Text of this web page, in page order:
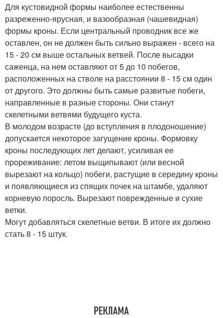
Для кустовидной формы наиболее естественны
разреженно-ярусная, и вазообразная (чашевидная)
формы кроны. Если центральный проводник все же
оставлен, он не должен быть сильно выражен - всего на
15 - 20 см выше остальных ветвей. После высадки
саженца, на нем оставляют от 5 до 10 побегов,
расположенных на стволе на расстоянии 8 - 15 см один
от другого. Это должны быть самые развитые побеги,
направленные в разные стороны. Они станут
скелетными ветвями будущего куста.
В молодом возрасте (до вступления в плодоношение)
допускается некоторое загущение кроны. Формовку
кроны последующих лет делают, усиливая ее
прореживание: летом выщипывают (или весной
вырезают на кольцо) побеги, растущие в середину кроны
и появляющиеся из спящих почек на штамбе, удаляют
корневую поросль. Вырезают поврежденные и сухие
ветки.
Могут добавляться скелетные ветви. В итоге их должно
стать 8 - 15 штук.